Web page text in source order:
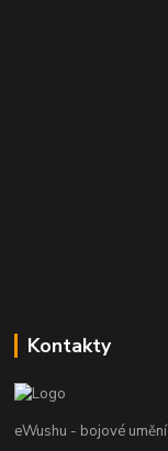
Kontakty
eWushu - bojové umění